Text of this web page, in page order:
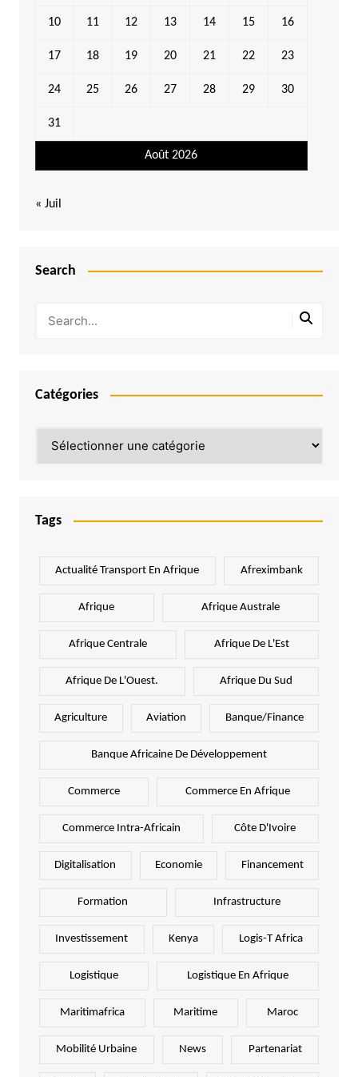
Août 2026
10 11 12 13 14 15 16
17 18 19 20 21 22 23
24 25 26 27 28 29 30
31
« Juil
Search
Catégories
Tags
Actualité Transport En Afrique Afreximbank
Afrique Afrique Australe
Afrique Centrale Afrique De L'Est
Afrique De L'Ouest. Afrique Du Sud
Agriculture Aviation Banque/Finance
Banque Africaine De Développement
Commerce Commerce En Afrique
Commerce Intra-Africain Côte D'Ivoire
Digitalisation Economie Financement
Formation Infrastructure
Investissement Kenya Logis-T Africa
Logistique Logistique En Afrique
Maritimafrica Maritime Maroc
Mobilité Urbaine News Partenariat